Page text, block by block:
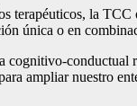
terapéuticos, la
única o en
cognitivo-conductual
ampliar nuestro